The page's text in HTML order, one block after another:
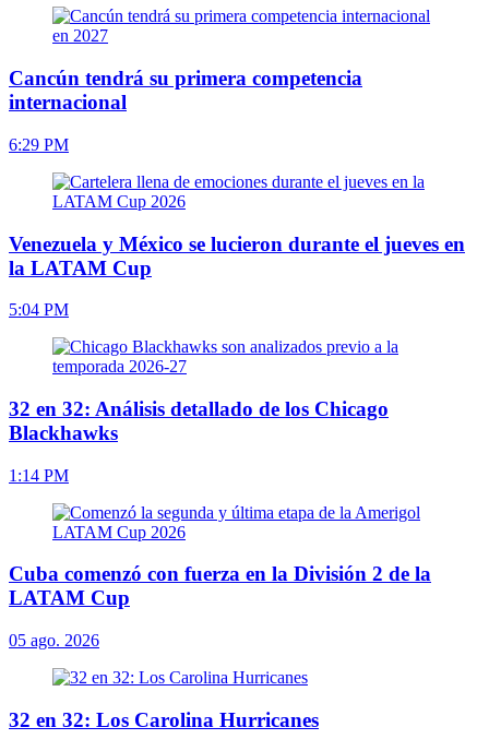
Cancún tendrá su primera competencia
internacional
6:29 PM
Venezuela y México se lucieron durante el jueves en
la LATAM Cup
5:04 PM
32 en 32: Análisis detallado de los Chicago
Blackhawks
1:14 PM
Cuba comenzó con fuerza en la División 2 de la
LATAM Cup
05 ago. 2026
32 en 32: Los Carolina Hurricanes